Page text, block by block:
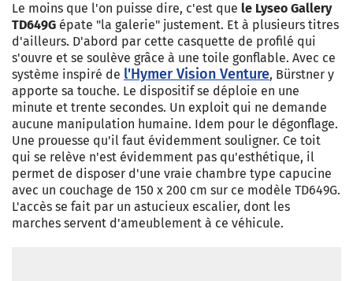
Le moins que l'on puisse dire, c'est que le Lyseo Gallery
TD649G épate "la galerie" justement. Et à plusieurs titres
d'ailleurs. D'abord par cette casquette de profilé qui
s'ouvre et se soulève grâce à une toile gonflable. Avec ce
système inspiré de l'Hymer Vision Venture, Bürstner y
apporte sa touche. Le dispositif se déploie en une
minute et trente secondes. Un exploit qui ne demande
aucune manipulation humaine. Idem pour le dégonflage.
Une prouesse qu'il faut évidemment souligner. Ce toit
qui se relève n'est évidemment pas qu'esthétique, il
permet de disposer d'une vraie chambre type capucine
avec un couchage de 150 x 200 cm sur ce modèle TD649G.
L'accès se fait par un astucieux escalier, dont les
marches servent d'ameublement à ce véhicule.